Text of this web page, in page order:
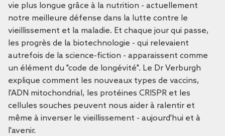
vie plus longue grâce à la nutrition - actuellement
notre meilleure défense dans la lutte contre le
vieillissement et la maladie. Et chaque jour qui passe,
les progrès de la biotechnologie - qui relevaient
autrefois de la science-fiction - apparaissent comme
un élément du "code de longévité". Le Dr Verburgh
explique comment les nouveaux types de vaccins,
l'ADN mitochondrial, les protéines CRISPR et les
cellules souches peuvent nous aider à ralentir et
même à inverser le vieillissement - aujourd'hui et à
l'avenir.